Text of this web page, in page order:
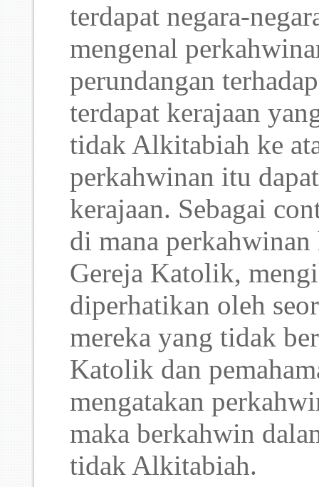
terdapat negara-
mengenal
perundangan
terdapat kerajaan
tidak Alkitabiah ke
perkahwinan itu
kerajaan. Sebagai
di mana
Gereja Katolik,
diperhatikan oleh
mereka yang tidak
Katolik dan
mengatakan
maka berkahwin
tidak Alkitabiah.